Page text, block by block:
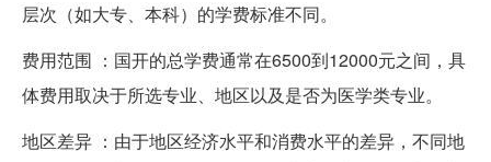
层次（如大专、本科）的学费标准不同。
费用范围 ：国开的总学费通常在6500到12000元之间，具
体费用取决于所选专业、地区以及是否为医学类专业。
地区差异 ：由于地区经济水平和消费水平的差异，不同地